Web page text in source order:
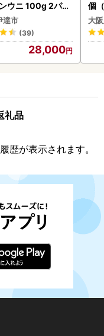
ウニ 100g 2パッ
《アフター保証
に ウニ 雲丹 海鮮
介類 ウニ丼 お寿
無添加 産地直送 お
山村水産 送料無
達市
(39)
28,000
個
ー
わ
大
礼品
歴が表示されます。